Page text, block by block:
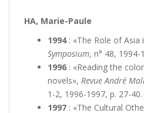
HA, Marie-Paule
1994: «The Role of Asia
Symposium, n° 48, 1994-
1996 : «Reading the
novels», Revue André
1-2, 1996-1997, p. 27-40.
1997 : «The Cultural